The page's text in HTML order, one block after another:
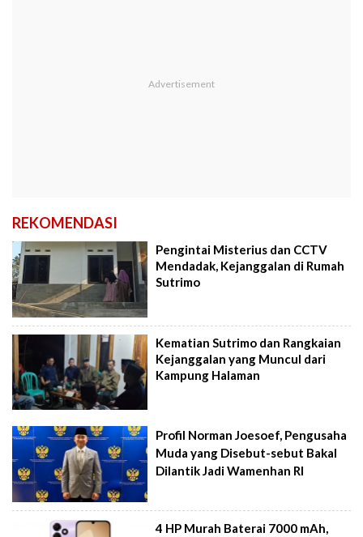
REKOMENDASI
Pengintai Misterius dan CCTV
Mendadak, Kejanggalan di Rumah
Sutrimo
Kematian Sutrimo dan Rangkaian
Kejanggalan yang Muncul dari
Kampung Halaman
Profil Norman Joesoef, Pengusaha
Muda yang Disebut-sebut Bakal
Dilantik Jadi Wamenhan RI
4 HP Murah Baterai 7000 mAh,